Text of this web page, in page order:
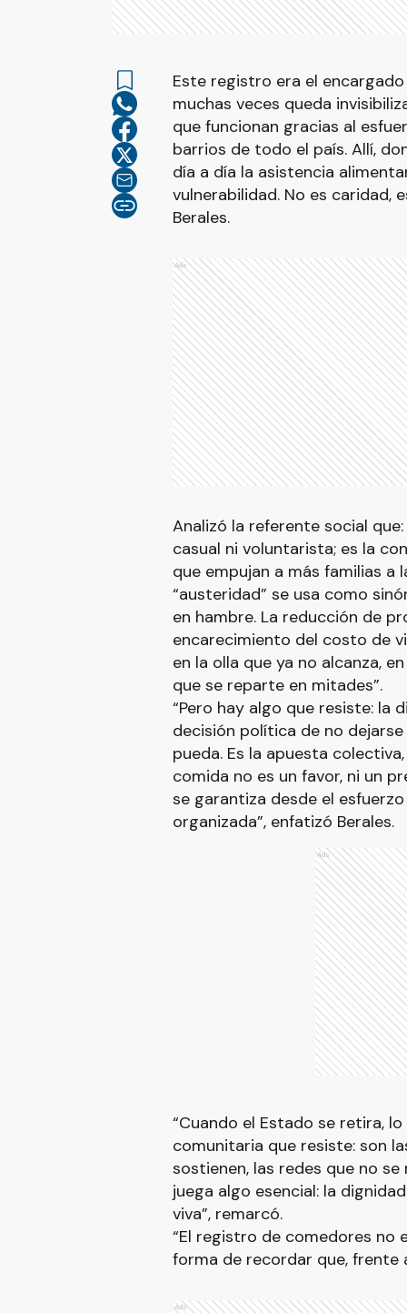
Este registro era el
muchas veces queda
que funcionan gracias al
barrios de todo el país. Allí,
día a día la asistencia
vulnerabilidad. No es caridad,
Berales.
Ads
Analizó la referente social
casual ni voluntarista; es la
que empujan a más familias a
“austeridad” se usa como
en hambre. La reducción de
encarecimiento del costo de
en la olla que ya no alcanza,
que se reparte en mitades”.
“Pero hay algo que resiste: la
decisión política de no
pueda. Es la apuesta
comida no es un favor, ni un
se garantiza desde el
organizada”, enfatizó Berales.
Ads
“Cuando el Estado se retira,
comunitaria que resiste: son
sostienen, las redes que no
juega algo esencial: la
viva”, remarcó.
“El registro de comedores no
forma de recordar que, frente
Ads